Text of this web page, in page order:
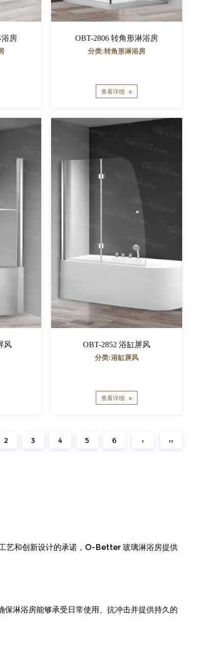
浴房 OBT-2806 转角形淋浴房
分类:转角形淋浴房
查看详细
风 OBT-2852 浴缸屏风
分类:浴缸屏风
查看详细
2 3 4 5 6 › ››
艺和创新设计的承诺，O-Better 玻璃淋浴房提供
淋浴房能够承受日常使用、抗冲击并提供持久的